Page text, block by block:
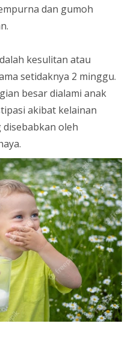
dan gumoh
kesulitan atau
setidaknya 2 minggu.
besar dialami anak
akibat kelainan
oleh